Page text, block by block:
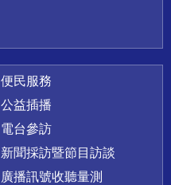
便民服務
公益插播
電台參訪
新聞採訪暨節目訪談
廣播訊號收聽量測